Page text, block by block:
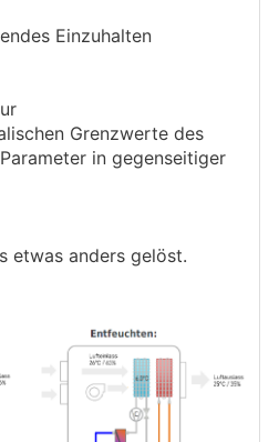
Einzuhalten
Grenzwerte des
in gegenseitiger
etwas anders gelöst.